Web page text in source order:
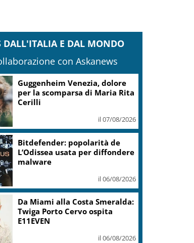
DALL'ITALIA E DAL MONDO
con Askanews
Guggenheim Venezia, dolore
per la scomparsa di Maria Rita
Cerilli
il 07/08/2026
Bitdefender: popolarità de
L’Odissea usata per diffondere
malware
il 06/08/2026
Da Miami alla Costa Smeralda:
Twiga Porto Cervo ospita
E11EVEN
il 06/08/2026